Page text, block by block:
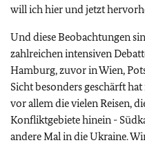
will ich hier und jetzt
Und diese Beobachtungen
zahlreichen intensiven
Hamburg, zuvor in Wien,
Sicht besonders geschärft
vor allem die vielen Reisen,
Konfliktgebiete hinein -
andere Mal in die Ukraine.